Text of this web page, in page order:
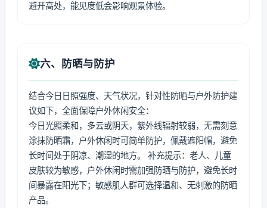
避开高处，能见度低会影响观景体验。
六、防晒与防护
结合今日日照强度、天气状况，针对性防晒与户外防护建
议如下，全面保障户外休闲安全：
今日光照柔和，多云或阴天，紫外线辐射较弱，无需刻意
涂抹防晒霜，户外休闲时可简单防护，佩戴遮阳帽，避免
长时间处于阴凉、潮湿的地方。 补充提示：老人、儿童
皮肤较为敏感，户外休闲时需加强防晒与防护，避免长时
间暴露在阳光下；敏感肌人群可选择温和、无刺激的防晒
产品。